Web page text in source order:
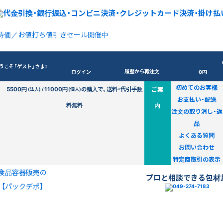
価／お値打ち値引きセール開催中
こそ「ゲスト」さま！
ログイン 履歴から再注文
0円
5500円(法人) /11000円(個人)の購入で、送料・代引手数
料無料
ご案
内
初めてのお客様
お支払い・配送
注文の取り消し・返
品
よくある質問
お問い合わせ
特定商取引の表示
品容器販売の
【パックデポ】
プロと相談できる包材